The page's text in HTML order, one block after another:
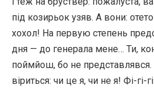
під козирьок узяв. А вони:
хохол! На первую степень
дня — до генерала мене… Ти,
поймйош, бо не представлявся.
віриться: чи це я, чи не я! Фі-гі-